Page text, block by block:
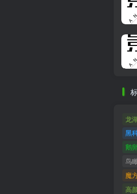
龙
黑
鹅
鸟
魔
高